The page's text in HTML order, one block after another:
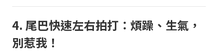
4. 尾巴快速左右拍打：煩躁、生氣，
別惹我！